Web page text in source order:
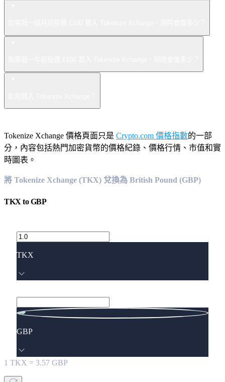
Tokenize Xchange 價格頁面只是 Crypto.com 價格指數的一部
分，內容包括熱門加密貨幣的價格紀錄、價格行情、市值和實
時圖表。
將 Tokenize Xchange (TKX) 兌換為 British Pound (GBP)
TKX toGBP
TKX
GBP
1 TKX = 3.57 GBP